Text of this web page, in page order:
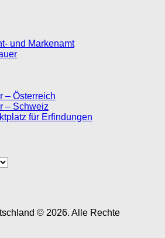
und Markenamt
– Österreich
– Schweiz
für Erfindungen
© 2026. Alle Rechte